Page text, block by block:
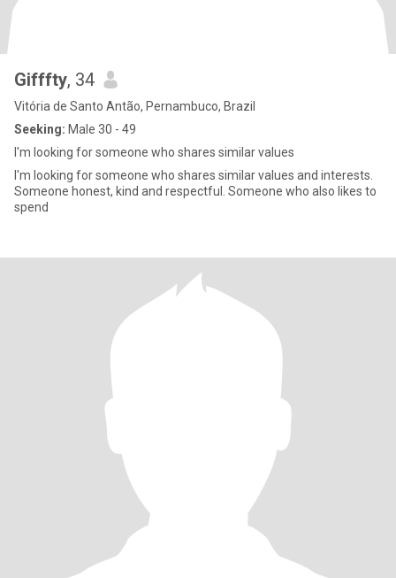
Gifffty, 34
Vitória de Santo Antão, Pernambuco, Brazil
Seeking: Male 30 - 49
I'm looking for someone who shares similar values
I'm looking for someone who shares similar values and interests.
Someone honest, kind and respectful. Someone who also likes to
spend